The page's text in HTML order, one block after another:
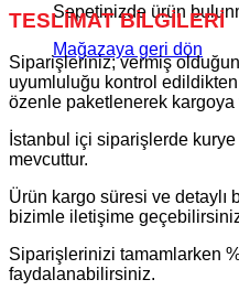
Sepetinizde ürün
Mağazaya geri dön
TESLİMAT BİLGİLERİ
Siparişleriniz; vermiş
uyumluluğu kontrol
özenle paketlenerek kargoya
İstanbul içi siparişlerde
mevcuttur.
Ürün kargo süresi ve
bizimle iletişime
Siparişlerinizi tamamlarken
faydalanabilirsiniz.